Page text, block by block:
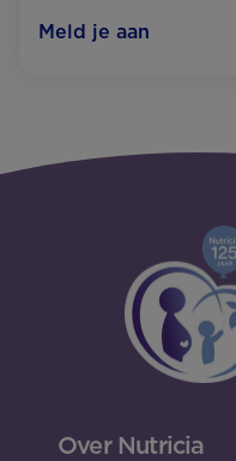
Meld je aan
Over Nutricia